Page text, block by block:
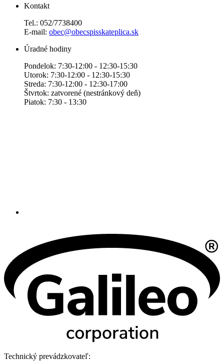
Kontakt
Tel.: 052/7738400
E-mail: obec@obecspisskateplica.sk
Úradné hodiny
Pondelok: 7:30-12:00 - 12:30-15:30
Utorok: 7:30-12:00 - 12:30-15:30
Streda: 7:30-12:00 - 12:30-17:00
Štvrtok: zatvorené (nestránkový deň)
Piatok: 7:30 - 13:30
Technický prevádzkovateľ: